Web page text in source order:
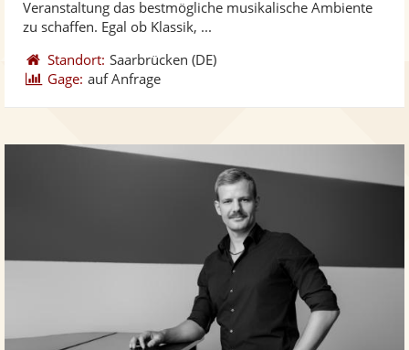
Veranstaltung das bestmögliche musikalische Ambiente
zu schaffen. Egal ob Klassik, ...
Standort: Saarbrücken (DE)
Gage: auf Anfrage